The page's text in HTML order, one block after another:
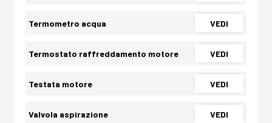
Termometro acqua VEDI
Termostato raffreddamento motore VEDI
Testata motore VEDI
Valvola aspirazione VEDI